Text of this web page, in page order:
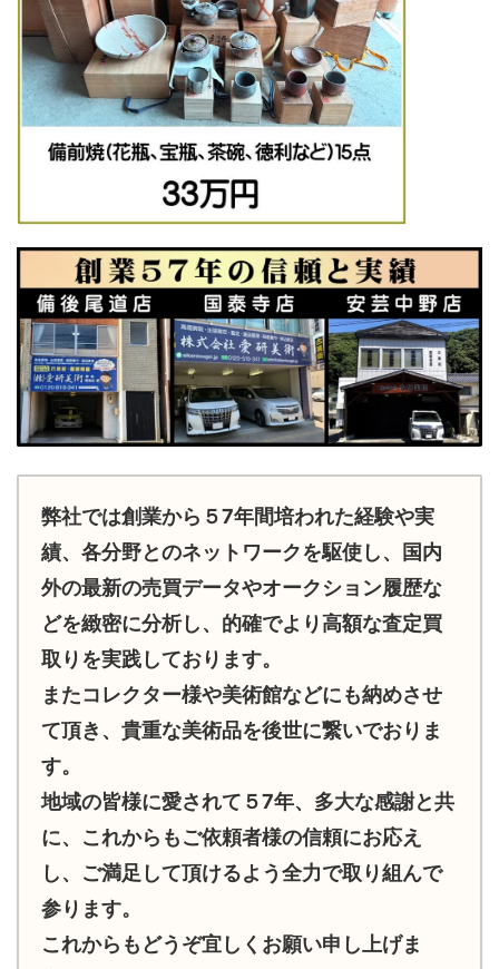
弊社では創業から５7年間培われた経験や実
績、各分野とのネットワークを駆使し、国内
外の最新の売買データやオークション履歴な
どを緻密に分析し、的確でより高額な査定買
取りを実践しております。
またコレクター様や美術館などにも納めさせ
て頂き、貴重な美術品を後世に繋いでおりま
す。
地域の皆様に愛されて５7年、多大な感謝と共
に、これからもご依頼者様の信頼にお応え
し、ご満足して頂けるよう全力で取り組んで
参ります。
これからもどうぞ宜しくお願い申し上げま